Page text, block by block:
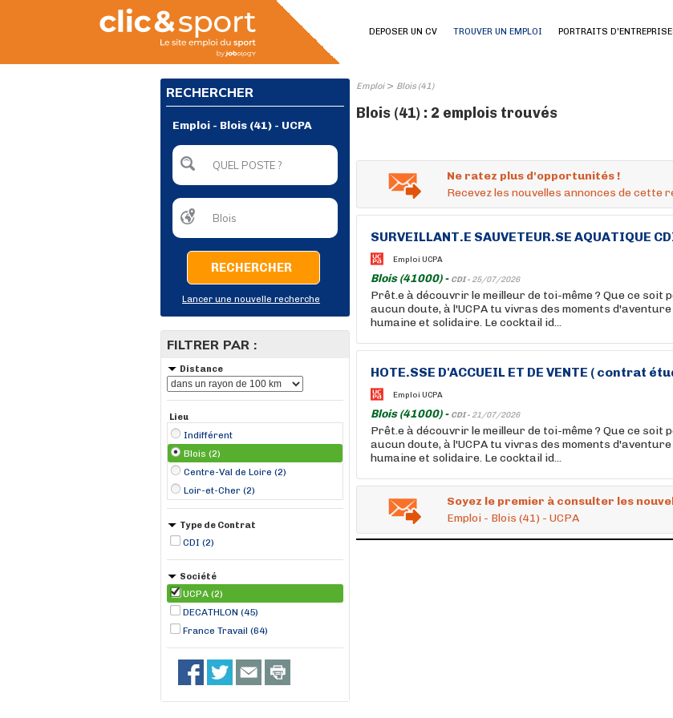
DEPOSER UN CV TROUVER UN EMPLOI PORTRAITS
RECHERCHER
Emploi - Blois (41) - UCPA
RECHERCHER
Lancer une nouvelle recherche
FILTRER PAR :
Distance
Lieu
Indifférent
Blois (2)
Centre-Val de Loire (2)
Loir-et-Cher (2)
Type de Contrat
CDI (2)
Société
UCPA (2)
DECATHLON (45)
France Travail (64)
Emploi> Blois (41)
Blois (41) : 2 emplois trouvés
Ne ratez plus d'opportunités !
Recevez les nouvelles annonces de cette
SURVEILLANT.E SAUVETEUR.SE AQUATIQUE
Emploi UCPA
Blois (41000) - CDI - 25/07/2026
Prêt.e à découvrir le meilleur de toi-même ? Que ce soit
aucun doute, à l'UCPA tu vivras des moments
humaine et solidaire. Le cocktail id...
HOTE.SSE D'ACCUEIL ET DE VENTE ( contrat
Emploi UCPA
Blois (41000) - CDI - 21/07/2026
Prêt.e à découvrir le meilleur de toi-même ? Que ce soit
aucun doute, à l'UCPA tu vivras des moments
humaine et solidaire. Le cocktail id...
Soyez le premier à consulter les
Emploi - Blois (41) - UCPA